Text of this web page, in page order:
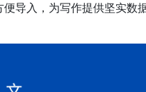
导入，为写作提供坚实数